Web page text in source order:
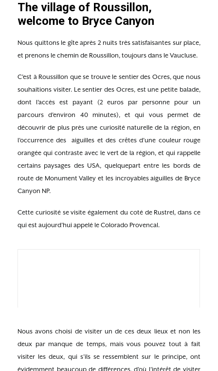
The village of Roussillon,
welcome to Bryce Canyon
Nous quittons le gîte après 2 nuits très satisfaisantes sur place,
et prenons le chemin de Roussillon, toujours dans le Vaucluse.
C’est à Roussillon que se trouve le sentier des Ocres, que nous
souhaitions visiter. Le sentier des Ocres, est une petite balade,
dont l’accès est payant (2 euros par personne pour un
parcours d’environ 40 minutes), et qui vous permet de
découvrir de plus près une curiosité naturelle de la région, en
l’occurrence des aiguilles et des crêtes d’une couleur rouge
orangée qui contraste avec le vert de la région, et qui rappelle
certains paysages des USA, quelquepart entre les bords de
route de Monument Valley et les incroyables aiguilles de Bryce
Canyon NP.
Cette curiosité se visite également du coté de Rustrel, dans ce
qui est aujourd’hui appelé le Colorado Provencal.
Nous avons choisi de visiter un de ces deux lieux et non les
deux par manque de temps, mais vous pouvez tout à fait
visiter les deux, qui s’ils se ressemblent sur le principe, ont
évidemment beaucoup de différences, d’où l’intérêt de visiter